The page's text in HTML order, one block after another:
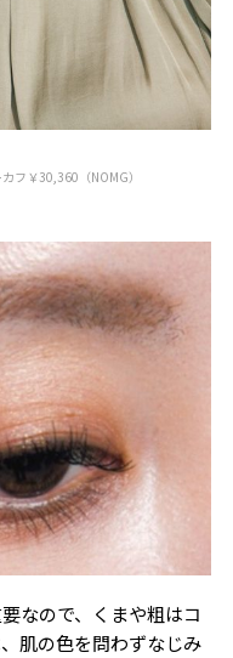
フ￥30,360（NOMG）
なので、くまや粗はコ
肌の色を問わずなじみ